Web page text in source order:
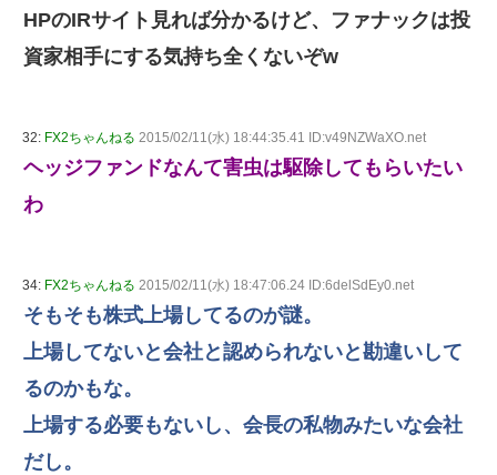
HPのIRサイト見れば分かるけど、ファナックは投
資家相手にする気持ち全くないぞw
32: FX2ちゃんねる 2015/02/11(水) 18:44:35.41 ID:v49NZWaXO.net
ヘッジファンドなんて害虫は駆除してもらいたい
わ
34: FX2ちゃんねる 2015/02/11(水) 18:47:06.24 ID:6delSdEy0.net
そもそも株式上場してるのが謎。
上場してないと会社と認められないと勘違いして
るのかもな。
上場する必要もないし、会長の私物みたいな会社
だし。